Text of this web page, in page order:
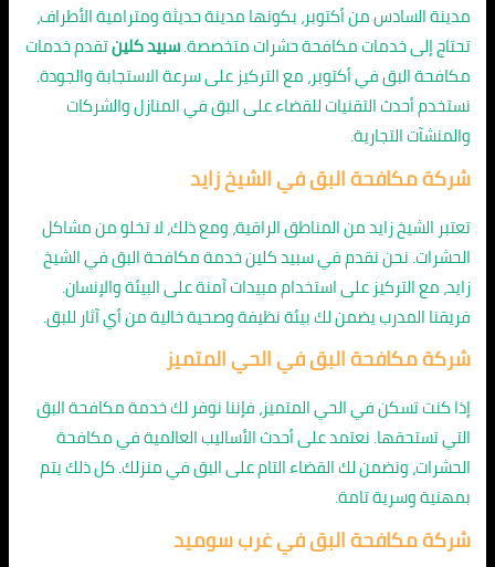
مدينة السادس من أكتوبر، بكونها مدينة حديثة ومترامية الأطراف،
تحتاج إلى خدمات مكافحة حشرات متخصصة.سبيد كلينتقدم خدمات
مكافحة البق في أكتوبر، مع التركيز على سرعة الاستجابة والجودة.
نستخدم أحدث التقنيات للقضاء على البق في المنازل والشركات
والمنشآت التجارية.
شركة مكافحة البق في الشيخ زايد
تعتبر الشيخ زايد من المناطق الراقية، ومع ذلك، لا تخلو من مشاكل
الحشرات. نحن نقدم في سبيد كلين خدمة مكافحة البق في الشيخ
زايد، مع التركيز على استخدام مبيدات آمنة على البيئة والإنسان.
فريقنا المدرب يضمن لك بيئة نظيفة وصحية خالية من أي آثار للبق.
شركة مكافحة البق في الحي المتميز
إذا كنت تسكن في الحي المتميز، فإننا نوفر لك خدمة مكافحة البق
التي تستحقها. نعتمد على أحدث الأساليب العالمية في مكافحة
الحشرات، ونضمن لك القضاء التام على البق في منزلك. كل ذلك يتم
بمهنية وسرية تامة.
شركة مكافحة البق في غرب سوميد